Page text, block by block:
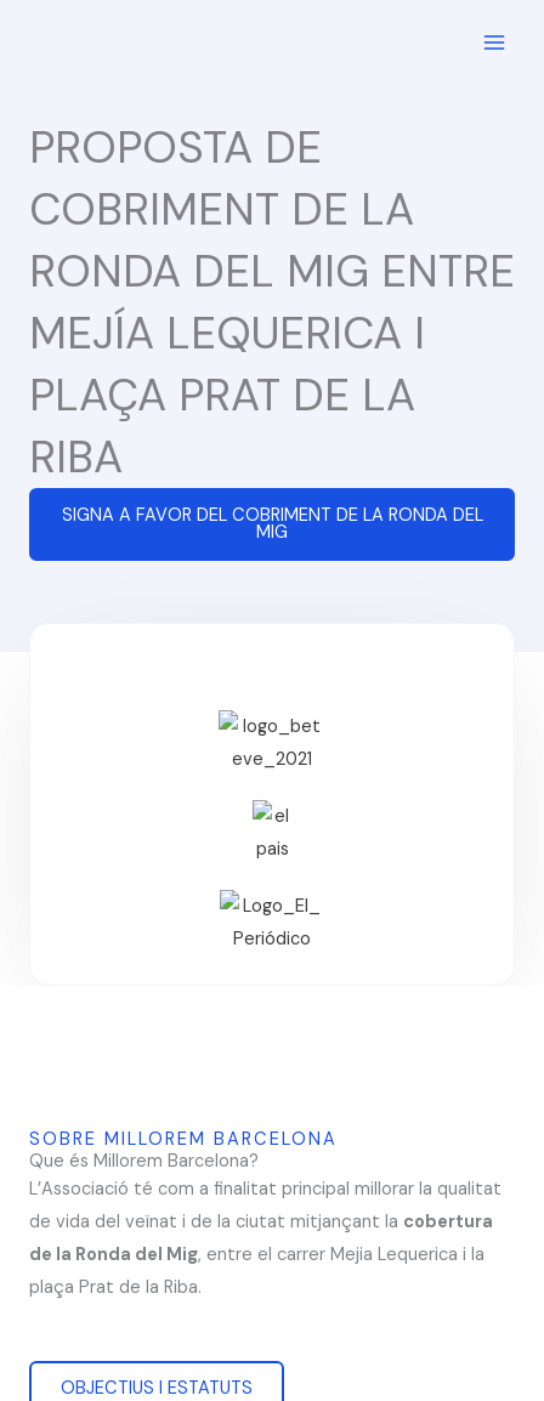
PROPOSTA DE
COBRIMENT DE LA
RONDA DEL MIG ENTRE
MEJÍA LEQUERICA I
PLAÇA PRAT DE LA
RIBA
SIGNA A FAVOR DEL COBRIMENT DE LA RONDA DEL
MIG
SOBRE MILLOREM BARCELONA
Que és Millorem Barcelona?
L’Associació té com a finalitat principal millorar la qualitat
de vida del veïnat i de la ciutat mitjançant la cobertura
de la Ronda del Mig, entre el carrer Mejia Lequerica i la
plaça Prat de la Riba.
OBJECTIUS I ESTATUTS